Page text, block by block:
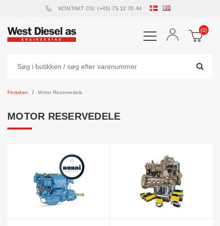
KONTAKT OS: (+45) 75 12 70 44
(0)
Forsiden Motor Reservedele
MOTOR RESERVEDELE